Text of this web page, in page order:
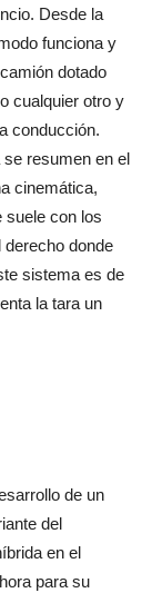
Desde la
funciona y
dotado
cualquier otro y
conducción.
resumen en el
cinemática,
suele con los
derecho donde
sistema es de
la tara un
de un
del
en el
para su